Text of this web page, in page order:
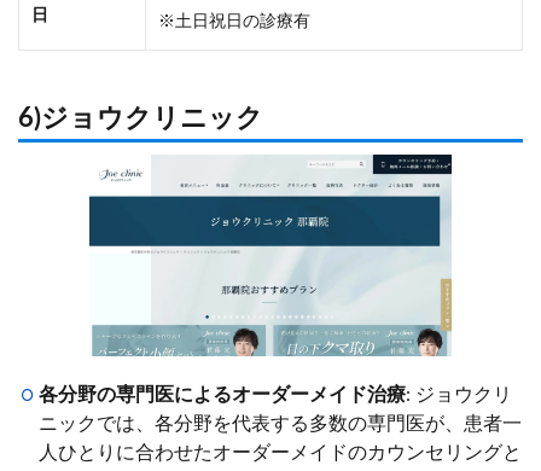
日
※​土日祝日の診療有
6)ジョウクリニック
各分野の専門医によるオーダーメイド治療: ジョウクリ
ニックでは、各分野を代表する多数の専門医が、患者一
人ひとりに合わせたオーダーメイドのカウンセリングと